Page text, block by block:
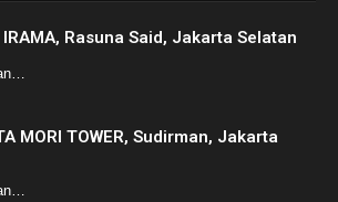
IRAMA, Rasuna Said, Jakarta Selatan
MORI TOWER, Sudirman, Jakarta